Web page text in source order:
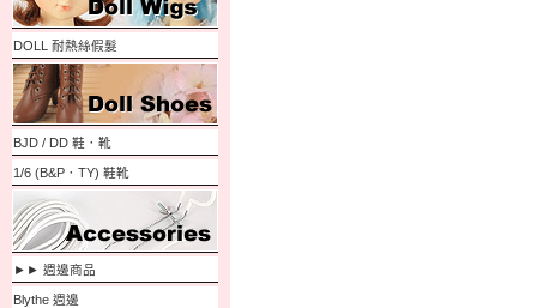
DOLL 耐熱絲假髮
BJD / DD 鞋．靴
1/6 (B&P．TY) 鞋靴
►► 週邊商品
Blythe 週邊